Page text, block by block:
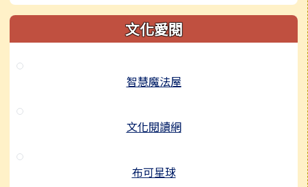
文化愛閱
智慧魔法屋
文化閱讀網
布可星球